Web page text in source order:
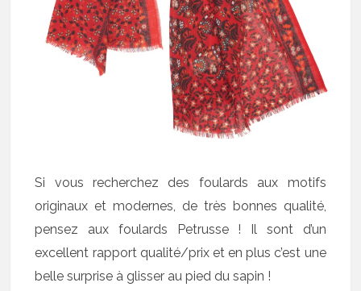
Si vous recherchez des foulards aux motifs
originaux et modernes, de très bonnes qualité,
pensez aux foulards Petrusse ! Il sont d’un
excellent rapport qualité/prix et en plus c’est une
belle surprise à glisser au pied du sapin !